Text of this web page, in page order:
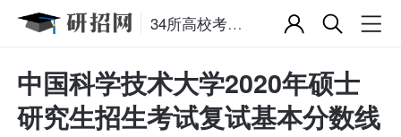
34所高校考研复试分数线
中国科学技术大学2020年硕士
研究生招生考试复试基本分数线